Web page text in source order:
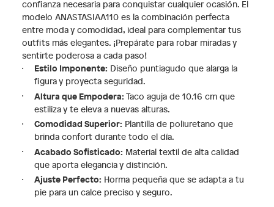
confianza necesaria para conquistar cualquier ocasión. El
modelo ANASTASIAA110 es la combinación perfecta
entre moda y comodidad, ideal para complementar tus
outfits más elegantes. ¡Prepárate para robar miradas y
sentirte poderosa a cada paso!
Estilo Imponente: Diseño puntiagudo que alarga la
figura y proyecta seguridad.
Altura que Empodera: Taco aguja de 10.16 cm que
estiliza y te eleva a nuevas alturas.
Comodidad Superior: Plantilla de poliuretano que
brinda confort durante todo el día.
Acabado Sofisticado: Material textil de alta calidad
que aporta elegancia y distinción.
Ajuste Perfecto: Horma pequeña que se adapta a tu
pie para un calce preciso y seguro.